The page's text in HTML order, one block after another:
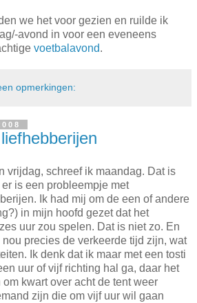
we het voor gezien en ruilde ik
avond in voor een eveneens
voetbalavond.
opmerkingen:
vrijdag, schreef ik maandag. Dat is
is een probleempje met
Ik had mij om de een of andere
in mijn hoofd gezet dat het
uur zou spelen. Dat is niet zo. En
nou precies de verkeerde tijd zijn, wat
Ik denk dat ik maar met een tosti
uur of vijf richting hal ga, daar het
kwart over acht de tent weer
zijn die om vijf uur wil gaan